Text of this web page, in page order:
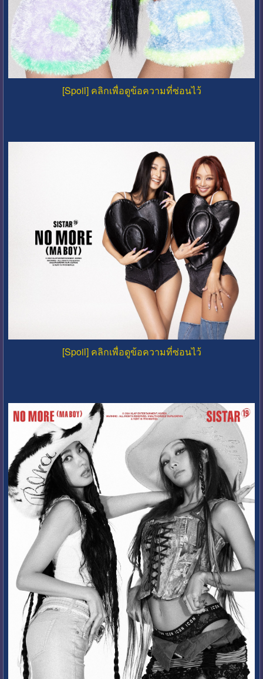
[Spoil] คลิกเพื่อดูข้อความที่ซ่อนไว้
[Spoil] คลิกเพื่อดูข้อความที่ซ่อนไว้